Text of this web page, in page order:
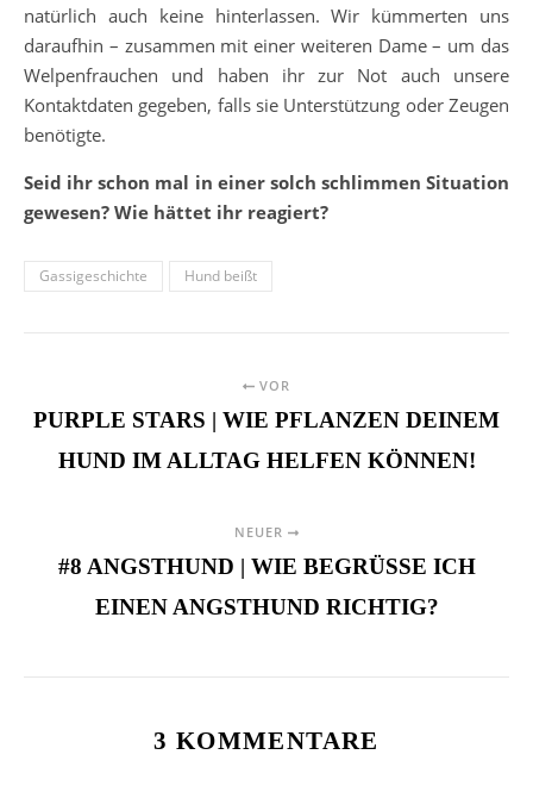
natürlich auch keine hinterlassen. Wir kümmerten uns
daraufhin – zusammen mit einer weiteren Dame – um das
Welpenfrauchen und haben ihr zur Not auch unsere
Kontaktdaten gegeben, falls sie Unterstützung oder Zeugen
benötigte.
Seid ihr schon mal in einer solch schlimmen Situation
gewesen? Wie hättet ihr reagiert?
Gassigeschichte Hund beißt
VOR
PURPLE STARS | WIE PFLANZEN DEINEM
HUND IM ALLTAG HELFEN KÖNNEN!
NEUER
#8 ANGSTHUND | WIE BEGRÜSSE ICH E
INEN ANGSTHUND RICHTIG?
3 KOMMENTARE